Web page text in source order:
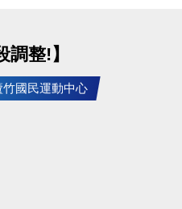
news/pageID/1/
整!】
竹國民運動中心